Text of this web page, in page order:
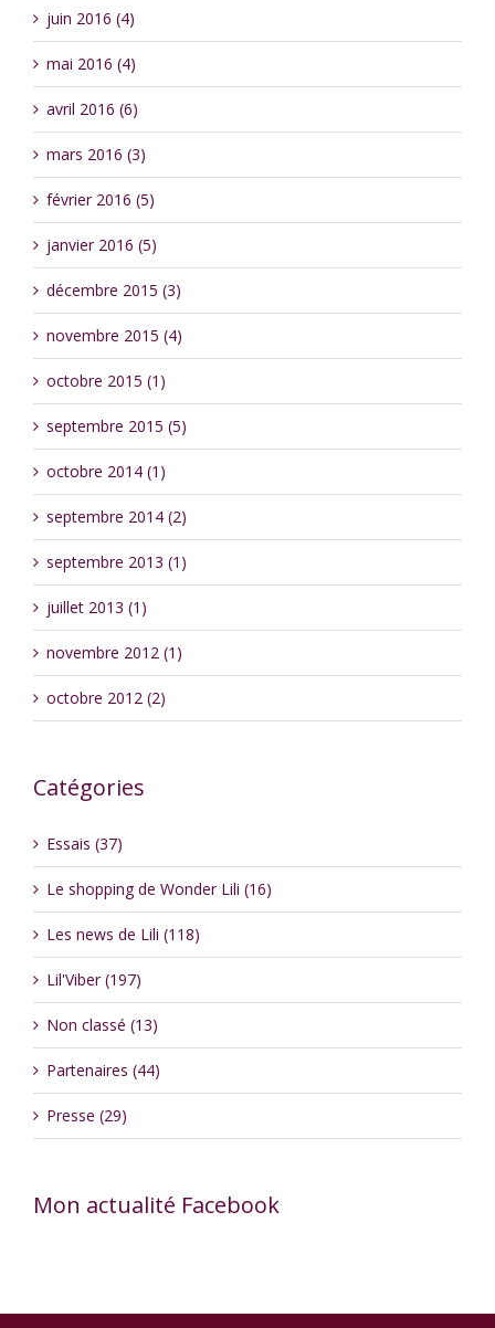
juin 2016 (4)
mai 2016 (4)
avril 2016 (6)
mars 2016 (3)
février 2016 (5)
janvier 2016 (5)
décembre 2015 (3)
novembre 2015 (4)
octobre 2015 (1)
septembre 2015 (5)
octobre 2014 (1)
septembre 2014 (2)
septembre 2013 (1)
juillet 2013 (1)
novembre 2012 (1)
octobre 2012 (2)
Catégories
Essais (37)
Le shopping de Wonder Lili (16)
Les news de Lili (118)
Lil'Viber (197)
Non classé (13)
Partenaires (44)
Presse (29)
Mon actualité Facebook